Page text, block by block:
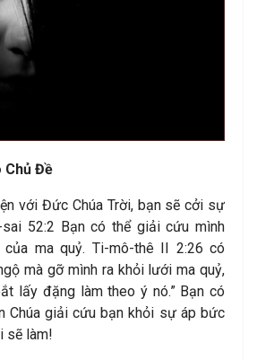
Chủ Đề
với Đức Chúa Trời, bạn sẽ cởi sự
52:2 Bạn có thể giải cứu mình
ma quỷ. Ti-mô-thê II 2:26 có
mà gỡ mình ra khỏi lưới ma quỷ,
lấy đặng làm theo ý nó.” Bạn có
Chúa giải cứu bạn khỏi sự áp bức
sẽ làm!